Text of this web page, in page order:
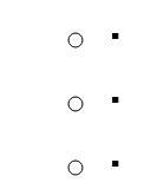
･
･
･